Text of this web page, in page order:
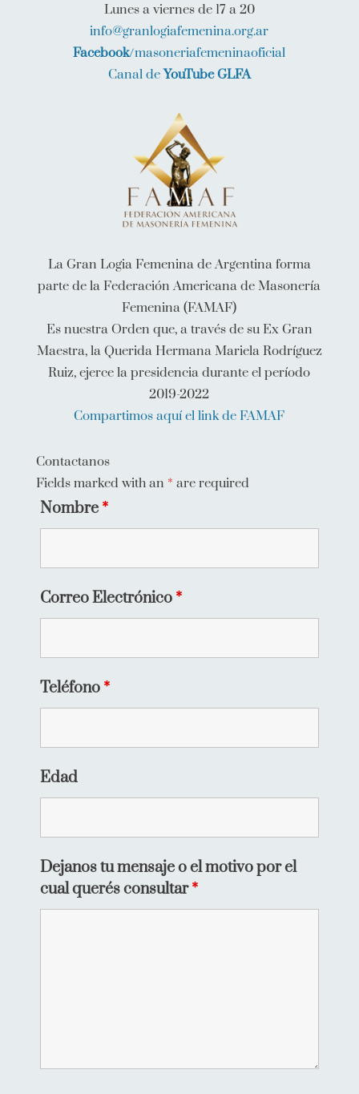
Lunes a viernes de 17 a 20
info@granlogiafemenina.org.ar
Facebook/masoneriafemeninaoficial
Canal deYouTube GLFA
La Gran Logia Femenina de Argentina forma
parte de la Federación Americana de Masonería
Femenina (FAMAF)
Es nuestra Orden que, a través de su Ex Gran
Maestra, la Querida Hermana Mariela Rodríguez
Ruiz, ejerce la presidencia durante el período
2019-2022
Compartimos aquí el link de FAMAF
Contactanos
Fields marked with an * are required
Nombre *
Correo Electrónico *
Teléfono *
Edad
Dejanos tu mensaje o el motivo por el
cual querés consultar*